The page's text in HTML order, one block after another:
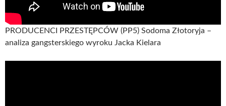
PRODUCENCI PRZESTĘPCÓW (PP5) Sodoma Złotoryja –
analiza gangsterskiego wyroku Jacka Kielara